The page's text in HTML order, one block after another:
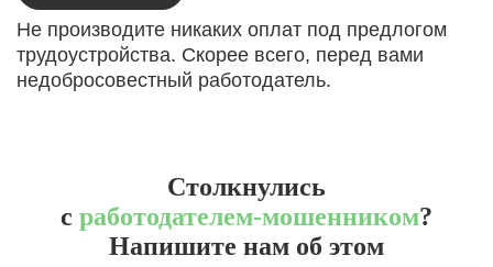
Не производите никаких оплат под предлогом
трудоустройства. Скорее всего, перед вами
недобросовестный работодатель.
Столкнулись
с работодателем-мошенником?
Напишите нам об этом